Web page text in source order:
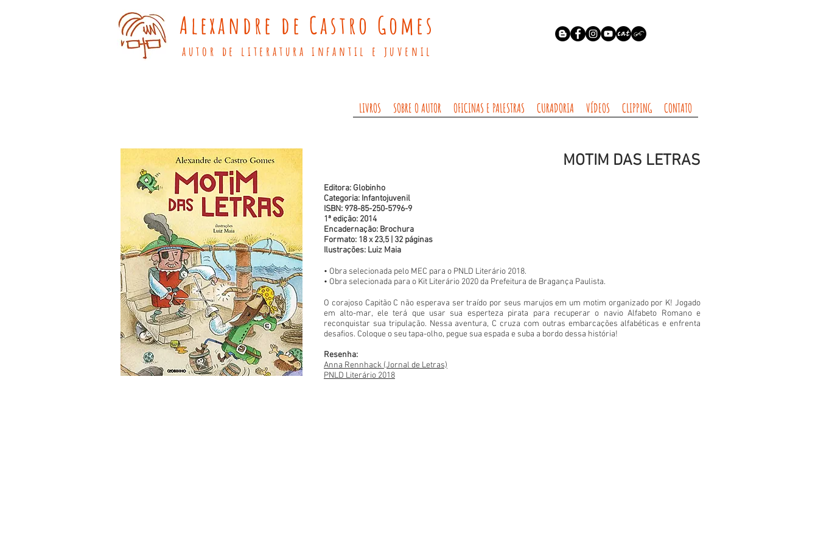
Alexandre de Castro Gomes
autor de literatura infantil e juvenil
LIVROS SOBRE O AUTOR OFICINAS E PALESTRAS CURADORIA VÍDEOS CLIPPING CONTATO
MOTIM DAS LETRAS
Editora: Globinho
Categoria: Infantojuvenil
ISBN: 978-85-250-5796-9
1ª edição: 2014
Encadernação: Brochura
Formato: 18 x 23,5 | 32 páginas
Ilustrações: Luiz Maia
• Obra selecionada pelo MEC para o PNLD Literário 2018.
• Obra selecionada para o Kit Literário 2020 da Prefeitura de Bragança Paulista.
O corajoso Capitão C não esperava ser traído por seus marujos em um motim organizado por K! Jogado
em alto-mar, ele terá que usar sua esperteza pirata para recuperar o navio Alfabeto Romano e
reconquistar sua tripulação. Nessa aventura, C cruza com outras embarcações alfabéticas e enfrenta
desafios. Coloque o seu tapa-olho, pegue sua espada e suba a bordo dessa história!
Resenha:
Anna Rennhack (Jornal de Letras)
PNLD Literário 2018